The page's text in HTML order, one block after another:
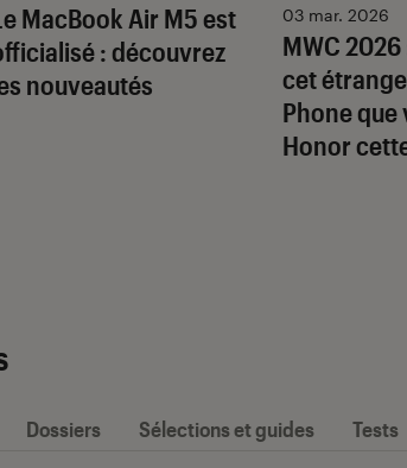
MacBook Air M5 est
: découvrez
nouveautés
MWC 2026
cet
Phone que
Honor
03 mar. 2026
Dossiers Sélections et guides Tests